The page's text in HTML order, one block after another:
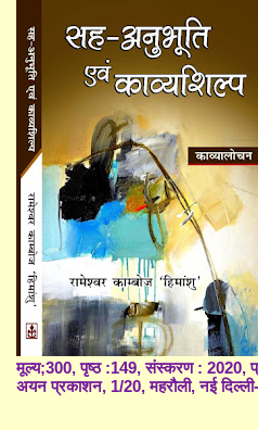
मूल्य;300, पृष्ठ :149, संस्करण : 2020,
अयन प्रकाशन, 1/20, महरौली, नई